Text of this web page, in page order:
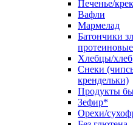
Печенье/
Вафли
Мармелад
Батончики
протеиновые
Хлебцы/хлеб
Снеки
крендельки)
Продукты
Зефир*
Орехи/